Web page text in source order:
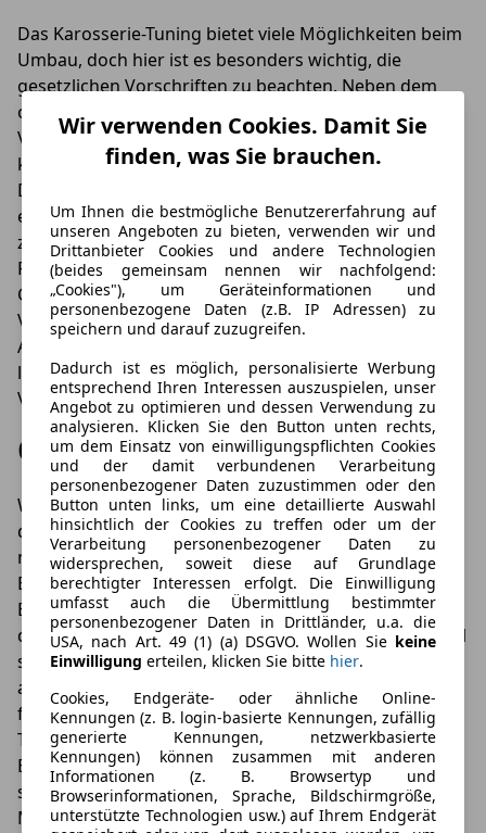
Das Karosserie-Tuning bietet viele Möglichkeiten beim
Umbau, doch hier ist es besonders wichtig, die
gesetzlichen Vorschriften zu beachten. Neben dem
optischen Umbau sind vor allem technische
Veränderungen ein wichtiger Faktor, denn diese
können sich negativ auf das Fahrverhalten auswirken.
Die Grenzen des Tunings leiten sich dabei aus den
entsprechenden Zulassungsvorschriften ab. Dabei ist
zum Beispiel eine komplette Veränderung der
Fahrzeugklasse nicht gestattet. Auch gibt es klare
Grenzen, wenn es durch einen Umbau zu
Verschlechterungen im Bereich des Geräusch- und
Abgasverhaltens kommt. Zudem darf es
logischerweise zu keiner Gefährdung der anderen
Verkehrsteilnehmer kommen.
Gültige ABE
Wenn Sie Veränderungen bei Fahrzeugteilen
durchführen, müssen Sie darauf achten, dass für die
neuen Teile auch eine gültige ABE (Allgemeine
Betriebserlaubnis) vorhanden ist. Eine solche
Bescheinigung müssen Sie immer dabei haben und
diese bei einer Kontrolle vorzeugen. Durch die ABE soll
sichergestellt sein, dass die Fahrzeugteile den
allgemeinen Vorschriften entsprechen. Dies gilt auch
für Fahrzeughändler, wo Sie zum Beispiel die Tuning
Teile erwerben. Entweder muss eine
Bauartgenehmigung oder eine gültige ABE vorhanden
sein. Dort ist zum Beispiel vermerkt, für welchen
Modelltyp die Teile zugelassen sind und was genau bei
Wir verwenden Cookies. Damit Sie
finden, was Sie brauchen.
Um Ihnen die bestmögliche Benutzererfahrung auf
unseren Angeboten zu bieten, verwenden wir und
Drittanbieter Cookies und andere Technologien
(beides gemeinsam nennen wir nachfolgend:
„Cookies"), um Geräteinformationen und
personenbezogene Daten (z.B. IP Adressen) zu
speichern und darauf zuzugreifen.
Dadurch ist es möglich, personalisierte Werbung
entsprechend Ihren Interessen auszuspielen, unser
Angebot zu optimieren und dessen Verwendung zu
analysieren. Klicken Sie den Button unten rechts,
um dem Einsatz von einwilligungspflichten Cookies
und der damit verbundenen Verarbeitung
personenbezogener Daten zuzustimmen oder den
Button unten links, um eine detaillierte Auswahl
hinsichtlich der Cookies zu treffen oder um der
Verarbeitung personenbezogener Daten zu
widersprechen, soweit diese auf Grundlage
berechtigter Interessen erfolgt. Die Einwilligung
umfasst auch die Übermittlung bestimmter
personenbezogener Daten in Drittländer, u.a. die
USA, nach Art. 49 (1) (a) DSGVO. Wollen Sie keine
Einwilligung erteilen, klicken Sie bitte hier.
Cookies, Endgeräte- oder ähnliche Online-
Kennungen (z. B. login-basierte Kennungen, zufällig
generierte Kennungen, netzwerkbasierte
Kennungen) können zusammen mit anderen
Informationen (z. B. Browsertyp und
Browserinformationen, Sprache, Bildschirmgröße,
unterstützte Technologien usw.) auf Ihrem Endgerät